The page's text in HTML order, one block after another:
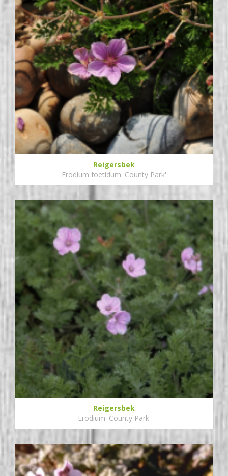
Reigersbek
Erodium foetidum 'County Park'
Reigersbek
Erodium 'County Park'